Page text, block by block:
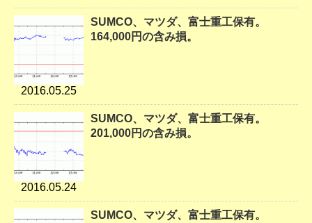
2016.05.25
SUMCO、マツダ、富士重工保有。
164,000円の含み損。
2016.05.24
SUMCO、マツダ、富士重工保有。
201,000円の含み損。
SUMCO、マツダ、富士重工保有。